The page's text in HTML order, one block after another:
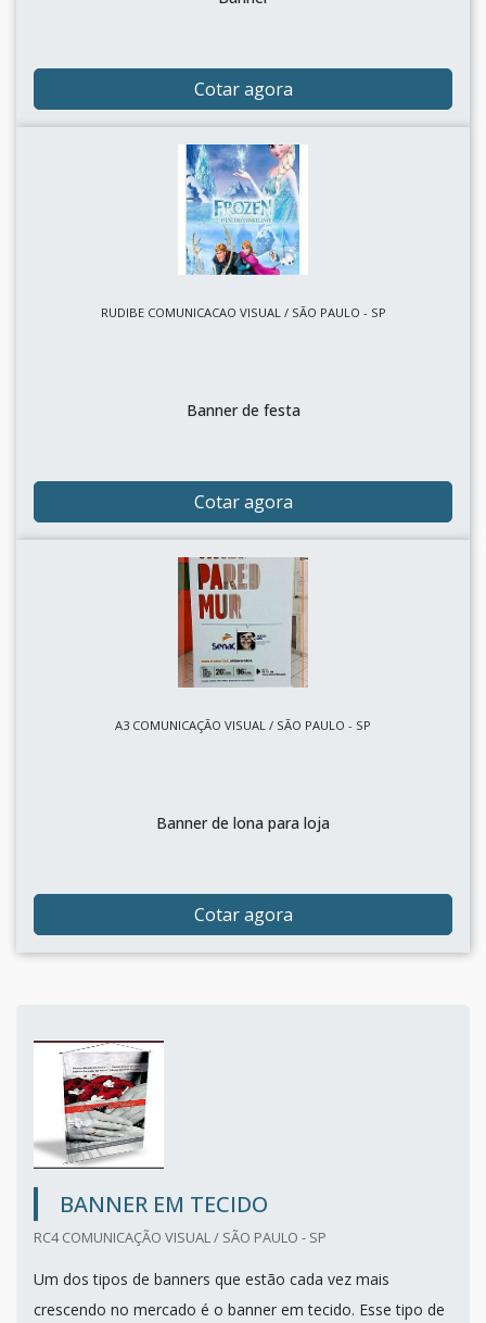
Cotar agora
RUDIBE COMUNICACAO VISUAL / SÃO PAULO - SP
Banner de festa
Cotar agora
A3 COMUNICAÇÃO VISUAL / SÃO PAULO - SP
Banner de lona para loja
Cotar agora
BANNER EM TECIDO
RC4 COMUNICAÇÃO VISUAL / SÃO PAULO - SP
Um dos tipos de banners que estão cada vez mais
crescendo no mercado é o banner em tecido. Esse tipo de